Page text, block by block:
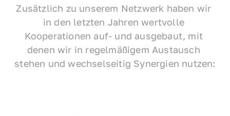
Zusätzlich zu unserem Netzwerk haben wir
in den letzten Jahren wertvolle
Kooperationen auf- und ausgebaut, mit
denen wir in regelmäßigem Austausch
stehen und wechselseitig Synergien nutzen: